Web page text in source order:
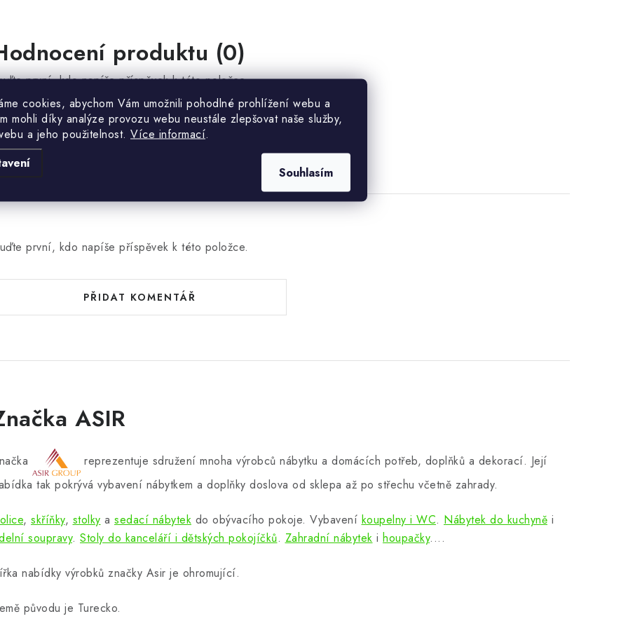
cookies, abychom Vám umožnili pohodlné prohlížení webu a
mohli díky analýze provozu webu neustále zlepšovat naše služby,
a jeho použitelnost. Více informací.
Souhlasím
produktu (0)
první, kdo napíše příspěvek k této položce.
PŘIDAT HODNOCENÍ
první, kdo napíše příspěvek k této položce.
PŘIDAT KOMENTÁŘ
ASIR
reprezentuje sdružení mnoha výrobců nábytku a domácích potřeb, doplňků a dekorací. Její
tak pokrývá vybavení nábytkem a doplňky doslova od sklepa až po střechu včetně zahrady.
, skříňky, stolky a sedací nábytek do obývacího pokoje. Vybavení koupelny i WC. Nábytek do kuchyně i
soupravy. Stoly do kanceláří i dětských pokojíčků. Zahradní nábytek i houpačky....
nabídky výrobků značky Asir je ohromující.
původu je Turecko.